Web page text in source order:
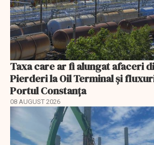
Taxa care ar fi alungat afaceri
Pierderi la Oil Terminal și
Portul Constanța
08 AUGUST 2026